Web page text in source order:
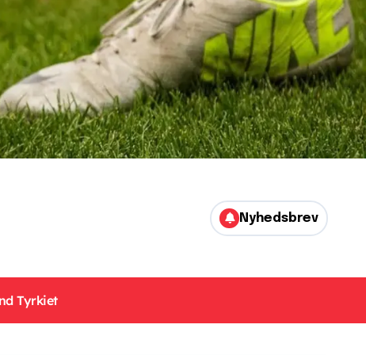
Nyhedsbrev
Tyrkiet